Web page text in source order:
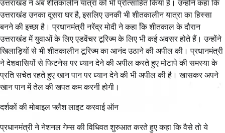
उत्तराखंड ने अब शीतकालीन यात्रा को भी प्रोत्साहित किया है। उन्होंने कहा कि
उत्तराखंड उनका दूसरा घर है, इसलिए उनकी भी शीतकालीन यात्रा का हिस्सा
बनने की इच्छा है। प्रधानमंत्री नरेंद्र मोदी ने कहा कि शीतकाल के दौरान
उत्तराखंड में युवाओं के लिए एडवेंचर टूरिज्म के लिए भी कई अवसर होते हैं। उन्होंने
खिलाड़ियों से भी शीतकालीन टूरिज्म का आनंद उठाने की अपील की। प्रधानमंत्री
ने देशवासियों से फिटनेस पर ध्यान देने की अपील करते हुए मोटापे की समस्या के
प्रति सचेत रहते हुए खान पान पर ध्यान देने की भी अपील की है। खासकर अपने
खान पान में तेल की खपत कम करनी होगी।
दर्शकों की मोबाइल फ्लैश लाइट करवाई ऑन
प्रधानमंत्री ने नेशनल गेम्स की विधिवत शुरुआत करते हुए कहा कि वैसे तो ये